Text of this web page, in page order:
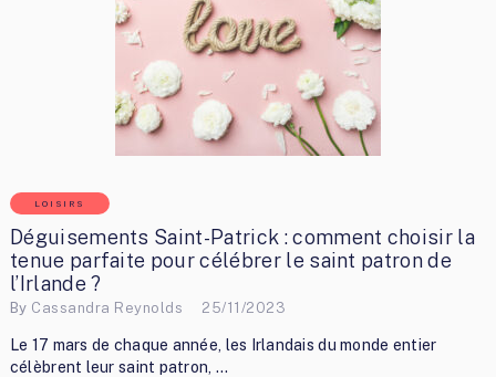
LOISIRS
Déguisements Saint-Patrick : comment choisir la
tenue parfaite pour célébrer le saint patron de
l’Irlande ?
By Cassandra Reynolds 25/11/2023
Le 17 mars de chaque année, les Irlandais du monde entier
célèbrent leur saint patron, …